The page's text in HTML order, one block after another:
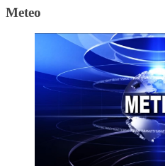
Meteo